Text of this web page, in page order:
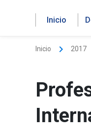
Inicio
Inicio 2017